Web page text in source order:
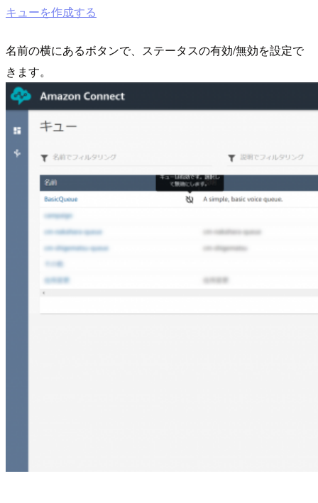
キューを作成する
名前の横にあるボタンで、ステータスの有効/無効を設定で
きます。